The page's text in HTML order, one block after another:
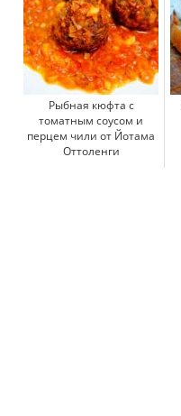
Рыбная кюфта с
томатным соусом и
перцем чили от Йотама
Оттоленги